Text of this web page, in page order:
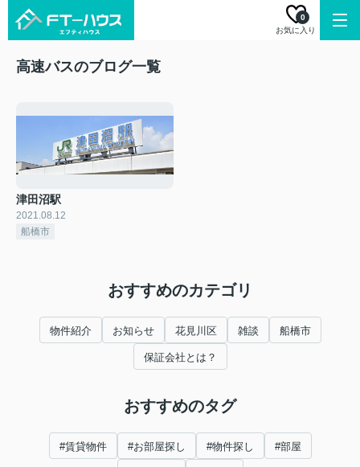
お気に入り
0
高速バスのブログ一覧
津田沼駅
2021.08.12
船橋市
おすすめのカテゴリ
物件紹介 お知らせ 花見川区 雑談 船橋市
保証会社とは？
おすすめのタグ
#賃貸物件 #お部屋探し #物件探し #部屋